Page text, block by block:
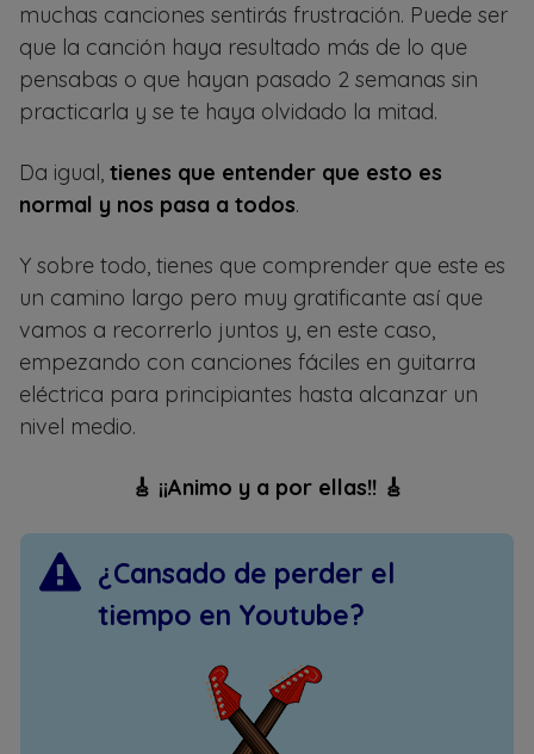
muchas canciones sentirás frustración. Puede ser
que la canción haya resultado más de lo que
pensabas o que hayan pasado 2 semanas sin
practicarla y se te haya olvidado la mitad.
Da igual, tienes que entender que esto es
normal y nos pasa a todos.
Y sobre todo, tienes que comprender que este es
un camino largo pero muy gratificante así que
vamos a recorrerlo juntos y, en este caso,
empezando con canciones fáciles en guitarra
eléctrica para principiantes hasta alcanzar un
nivel medio.
🎸 ¡¡Animo y a por ellas!! 🎸
¿Cansado de perder el
tiempo en Youtube?